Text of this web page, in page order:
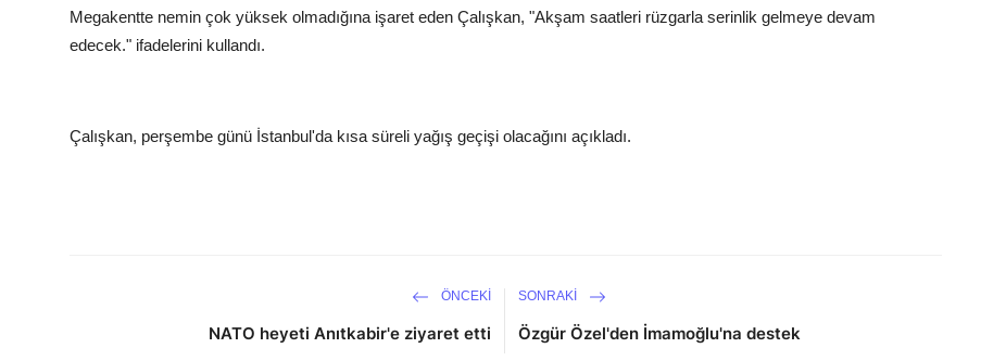
Megakentte nemin çok yüksek olmadığına işaret eden Çalışkan, "Akşam saatleri rüzgarla serinlik gelmeye devam
edecek." ifadelerini kullandı.
Çalışkan, perşembe günü İstanbul'da kısa süreli yağış geçişi olacağını açıkladı.
ÖNCEKI
NATO heyeti Anıtkabir'e ziyaret etti
SONRAKI
Özgür Özel'den İmamoğlu'na destek